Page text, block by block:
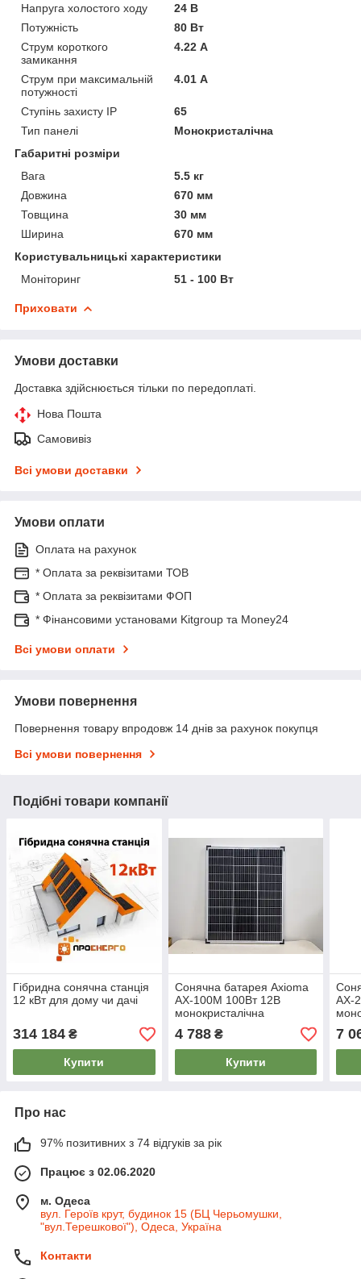
Напруга холостого ходу
24 В
Потужність
80 Вт
Струм короткого
замикання
4.22 А
Струм при максимальній
потужності
4.01 А
Ступінь захисту IP
65
Тип панелі
Монокристалічна
Габаритні розміри
Вага
5.5 кг
Довжина
670 мм
Товщина
30 мм
Ширина
670 мм
Користувальницькі характеристики
Моніторинг
51 - 100 Вт
Приховати
Умови доставки
Доставка здійснюється тільки по передоплаті.
Нова Пошта
Самовивіз
Всі умови доставки
Умови оплати
Оплата на рахунок
* Оплата за реквізитами ТОВ
* Оплата за реквізитами ФОП
* Фінансовими установами Kitgroup та Money24
Всі умови оплати
Умови повернення
Повернення товару впродовж 14 днів за рахунок покупця
Всі умови повернення
Подібні товари компанії
Гібридна сонячна станція
12 кВт для дому чи дачі
314 184 ₴
Купити
Сонячна батарея Axioma
AX-100M 100Вт 12В
монокристалічна
4 788₴
Купити
AX-
7
Про нас
97% позитивних з 74 відгуків за рік
Працює з 02.06.2020
м. Одеса
вул. Героїв крут, будинок 15 (БЦ Черьомушки,
"вул.Терешкової"), Одеса, Україна
Контакти